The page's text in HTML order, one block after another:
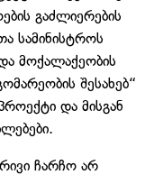
გაძლიერების
სამინისტროს
მოქალაქეობის
შესახებ“
და მისგან
ჩარჩო არ